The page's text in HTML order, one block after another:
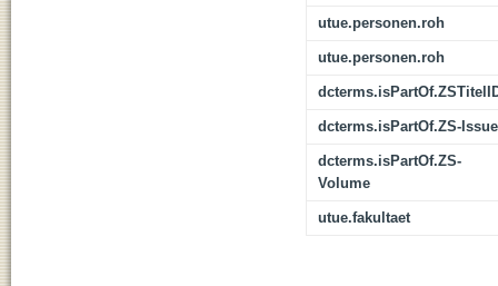
utue.personen.roh
utue.personen.roh
dcterms.isPartOf.ZS-Issue
dcterms.isPartOf.ZS-
Volume
utue.fakultaet